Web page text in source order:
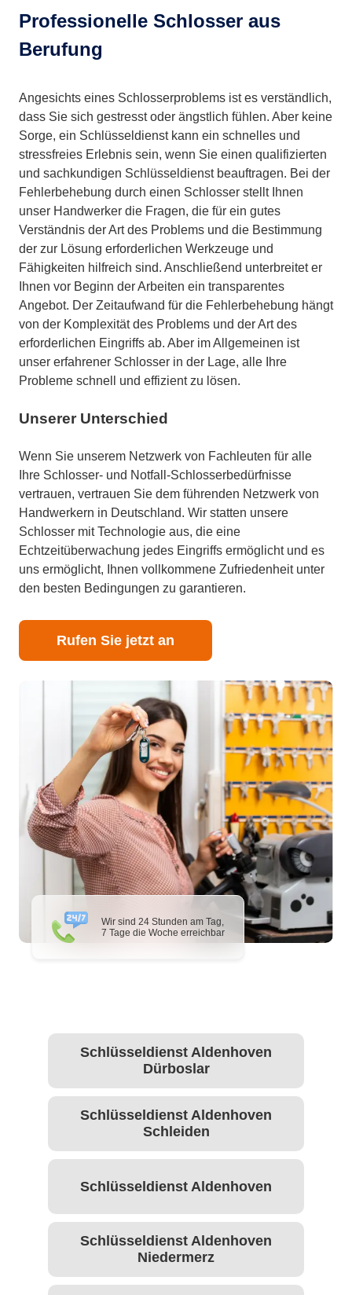
Wir sind 24 Stunden am Tag,
7 Tage die Woche erreichbar
Professionelle Schlosser aus
Berufung
Angesichts eines Schlosserproblems ist es verständlich,
dass Sie sich gestresst oder ängstlich fühlen. Aber keine
Sorge, ein Schlüsseldienst kann ein schnelles und
stressfreies Erlebnis sein, wenn Sie einen qualifizierten
und sachkundigen Schlüsseldienst beauftragen. Bei der
Fehlerbehebung durch einen Schlosser stellt Ihnen
unser Handwerker die Fragen, die für ein gutes
Verständnis der Art des Problems und die Bestimmung
der zur Lösung erforderlichen Werkzeuge und
Fähigkeiten hilfreich sind. Anschließend unterbreitet er
Ihnen vor Beginn der Arbeiten ein transparentes
Angebot. Der Zeitaufwand für die Fehlerbehebung hängt
von der Komplexität des Problems und der Art des
erforderlichen Eingriffs ab. Aber im Allgemeinen ist
unser erfahrener Schlosser in der Lage, alle Ihre
Probleme schnell und effizient zu lösen.
Unserer Unterschied
Wenn Sie unserem Netzwerk von Fachleuten für alle
Ihre Schlosser- und Notfall-Schlosserbedürfnisse
vertrauen, vertrauen Sie dem führenden Netzwerk von
Handwerkern in Deutschland. Wir statten unsere
Schlosser mit Technologie aus, die eine
Echtzeitüberwachung jedes Eingriffs ermöglicht und es
uns ermöglicht, Ihnen vollkommene Zufriedenheit unter
den besten Bedingungen zu garantieren.
Rufen Sie jetzt an
Schlüsseldienst Aldenhoven
Dürboslar
Schlüsseldienst Aldenhoven
Schleiden
Schlüsseldienst Aldenhoven
Schlüsseldienst Aldenhoven
Niedermerz